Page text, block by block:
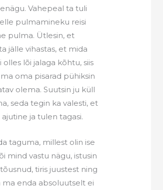
Vahepeal ta tuli
pulmamineku reisi
pulma. Ütlesin, et
jälle vihastas, et mida
lõi jalaga kõhtu, siis
oma pisarad pühiksin
olema. Suutsin ju küll
seda tegin ka valesti, et
ja tulen tagasi.
taguma, millest olin ise
mind vastu nägu, istusin
tiris juustest ning
ma enda absoluutselt ei